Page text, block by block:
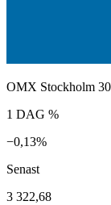
OMX Stockholm 30
1 DAG %
−0,13%
Senast
3 322,68